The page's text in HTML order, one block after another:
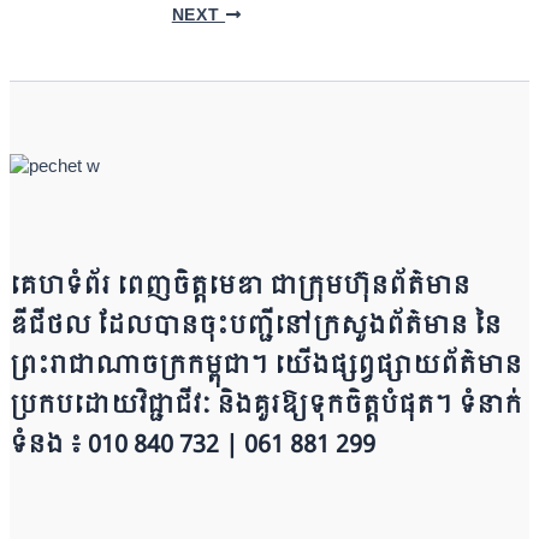
NEXT
គេហទំព័រ ពេញចិត្តមេឌា ជា​ក្រុ​​​​​ម​​​ហ៊ុន​ព័ត៌មាន​
ឌីជីថល ដែ​លបា​ន​​ចុះបញ្ជីនៅក្រសួងព័ត៌មាន នៃ​​​​
ព្រះរាជាណាចក្រ​ក​ម្ពុជា។ យើ​ង​​​​​ផ្សព្វផ្សាយព័​ត៌​មា​​​​ន
ប្រក​ប​ដោ​​​​​​យ​វិជ្ជាជីវៈ និ​ងគួរ​ឱ្យ​ទុកចិត្ត​បំ​ផុត។ ទំនាក់
ទំនង ៖ 010 840 732 | 0​​​​​61 881 299